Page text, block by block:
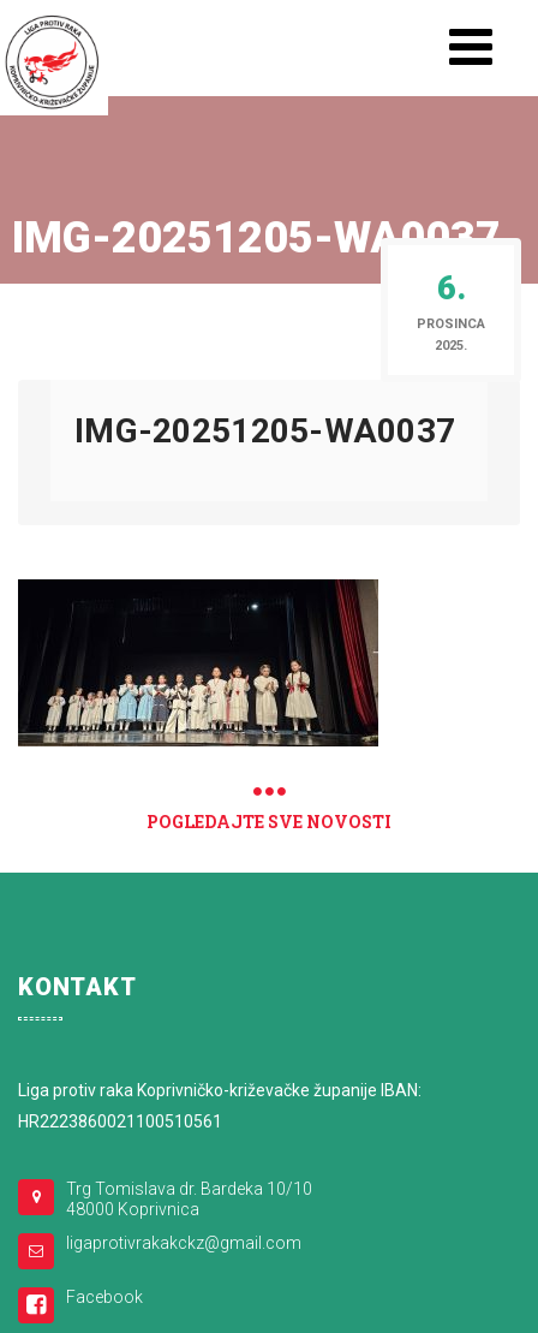
IMG-20251205-WA0037
6.
PROSINCA
2025.
IMG-20251205-WA0037
POGLEDAJTE SVE NOVOSTI
KONTAKT
Liga protiv raka Koprivničko-križevačke županije IBAN:
HR2223860021100510561
Trg Tomislava dr. Bardeka 10/10
48000 Koprivnica
ligaprotivrakakckz@gmail.com
Facebook